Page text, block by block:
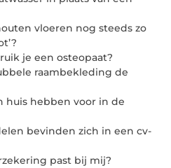
vloeren nog steeds zo
je een osteopaat?
raambekleding de
huis hebben voor in de
bevinden zich in een cv-
past bij mij?